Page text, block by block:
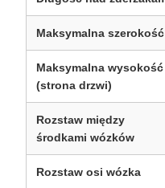
Maksymalna szerokość
Maksymalna wysokość
(strona drzwi)
Rozstaw między
środkami wózków
Rozstaw osi wózka